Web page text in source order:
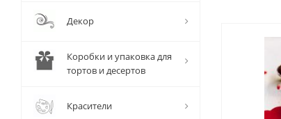
Декор
Коробки и упаковка для
тортов и десертов
Красители